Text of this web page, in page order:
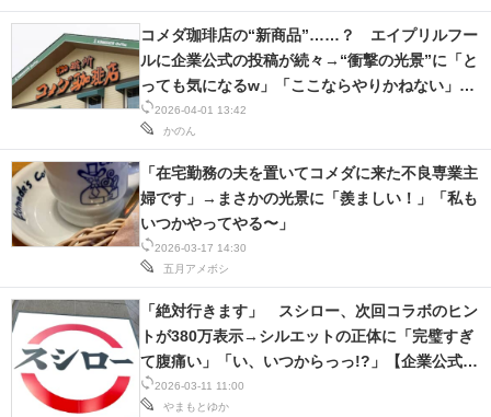
2026-04-01 13:42
かのん
コメダ珈琲店の“新商品”……？ エイプリルフー
ルに企業公式の投稿が続々→“衝撃の光景”に「と
っても気になるw」「ここならやりかねない」
【エイプリルフールまとめ】
2026-03-17 14:30
五月アメボシ
「在宅勤務の夫を置いてコメダに来た不良専業主
婦です」→まさかの光景に「羨ましい！」「私も
いつかやってやる〜」
2026-03-11 11:00
やまもとゆか
「絶対行きます」 スシロー、次回コラボのヒン
トが380万表示→シルエットの正体に「完璧すぎ
て腹痛い」「い、いつからっっ!?」【企業公式コ
ラボ記事3選】